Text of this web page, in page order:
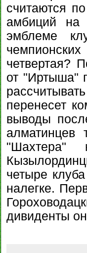
считаются
амбиций на
эмблеме
четвертая?
от "Иртыша"
перенесет
выводы
алматинцев
четыре
налегке.
дивиденты он